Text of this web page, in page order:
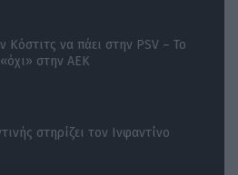
Κόστιτς να πάει στην PSV – Το
στην ΑΕΚ
στηρίζει τον Ινφαντίνο